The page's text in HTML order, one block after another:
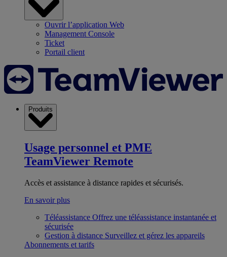
Ouvrir l’application Web
Management Console
Ticket
Portail client
Produits
Usage personnel et PME
TeamViewer Remote
Accès et assistance à distance rapides et sécurisés.
En savoir plus
Téléassistance Offrez une téléassistance instantanée et
sécurisée
Gestion à distance Surveillez et gérez les appareils
Abonnements et tarifs